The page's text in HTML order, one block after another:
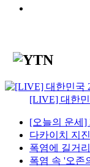
[LIVE] 대한
[오늘의 운세]
다카이치 지
폭염에 길거
폭염 속 '오존